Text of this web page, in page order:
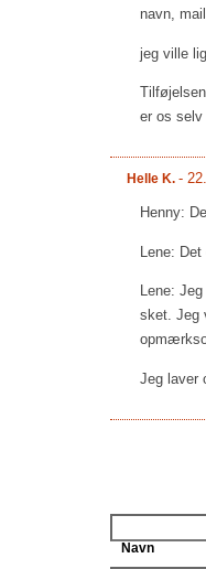
navn,
jeg ville
er os selv
Helle K. -
Henny:
Lene:
Lene:
sket. Jeg
Jeg laver
Navn